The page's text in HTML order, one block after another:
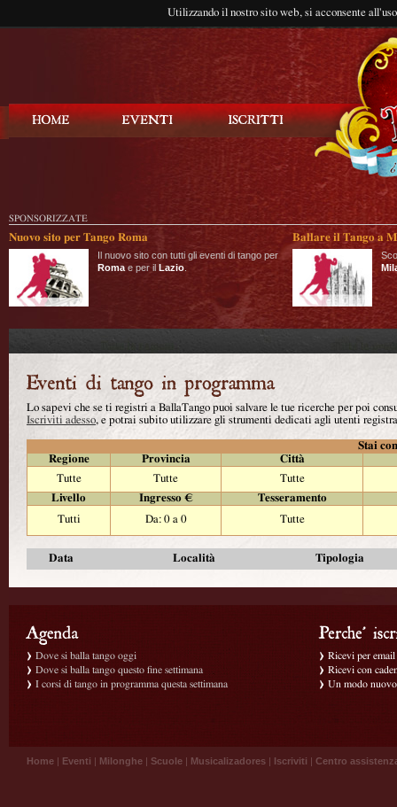
Utilizzando il nostro sito web, si acconsente
SPONSORIZZATE
Nuovo sito per Tango Roma
Il nuovo sito con tutti gli eventi di tango per
Roma e per il Lazio
Ballare il Tango a
Lo sapevi che se ti registri a BallaTango puoi salvare le tue ricerche per poi
Iscriviti adesso, e potrai subito utilizzare gli strumenti dedicati agli utenti
Stai
Regione
Provincia
Città
Tutte
Tutte
Tutte
Livello
Ingresso €
Tesseramento
Tutti
Da: 0 a 0 Tutte
Data Località Tipologia
Dove si balla tango oggi
Dove si balla tango questo fine settimana
I corsi di tango in programma questa settimana
Ricevi per
Ricevi con
Un modo
Home | Eventi | Milonghe | Scuole | Musicalizadores | Iscriviti | Centro